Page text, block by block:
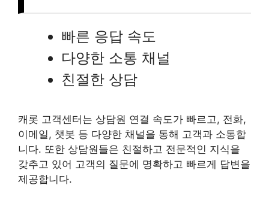
빠른 응답 속도
다양한 소통 채널
친절한 상담
캐롯 고객센터는 상담원 연결 속도가 빠르고, 전화,
이메일, 챗봇 등 다양한 채널을 통해 고객과 소통합
니다. 또한 상담원들은 친절하고 전문적인 지식을
갖추고 있어 고객의 질문에 명확하고 빠르게 답변을
제공합니다.